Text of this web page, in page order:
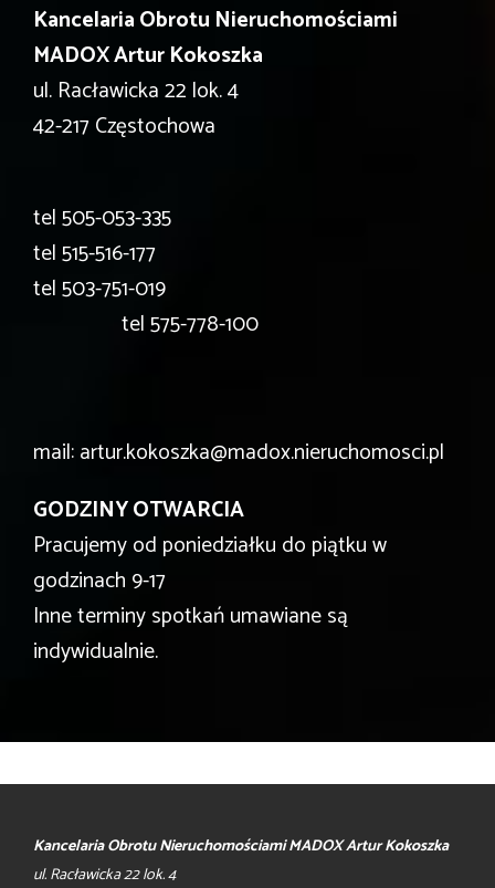
Kancelaria Obrotu Nieruchomościami
MADOX Artur Kokoszka
ul. Racławicka 22 lok. 4
42-217 Częstochowa
tel505-053-335
tel515-516-177
tel503-751-019
tel575-778-100
mail: artur.kokoszka@madox.nieruchomosci.pl
GODZINY OTWARCIA
Pracujemy od poniedziałku do piątku w
godzinach 9-17
Inne terminy spotkań umawiane są
indywidualnie.
Kancelaria Obrotu Nieruchomościami MADOX Artur Kokoszka
ul. Racławicka 22 lok. 4